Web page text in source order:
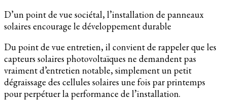
D’un point de vue sociétal, l’installation de panneaux
solaires encourage le développement durable
Du point de vue entretien, il convient de rappeler que les
capteurs solaires photovoltaïques ne demandent pas
vraiment d’entretien notable, simplement un petit
dégraissage des cellules solaires une fois par printemps
pour perpétuer la performance de l’installation.